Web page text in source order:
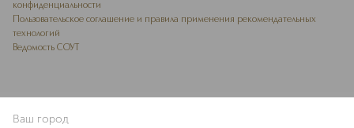
конфиденциальности
Пользовательское соглашение и правила применения рекомендательных
технологий
Ведомость СОУТ
Ваш город